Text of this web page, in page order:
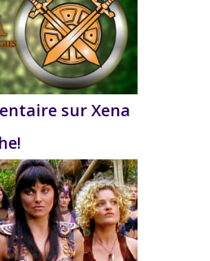
sur Xena